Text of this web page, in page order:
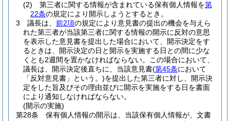
(2)
第三者に関する情報が含まれている保有個人情報を第
22条の規定により開示しようとするとき。
3
議長は、 前2項の規定により意見書の提出の機会を与えら
れた第三者が当該第三者に関する情報の開示に反対の意思
を表示した意見書を提出した場合において、開示決定をす
るときは、開示決定の日と開示を実施する日との間に少な
くとも2週間を置かなければならない。
この場合において、
議長は、開示決定後直ちに、当該意見書(第45条において
「反対意見書」という。)を提出した第三者に対し、開示決
定をした旨及びその理由並びに開示を実施をする日を書面
により通知しなければならない。
(開示の実施)
第28条
保有個人情報の開示は、当該保有個人情報が、文書